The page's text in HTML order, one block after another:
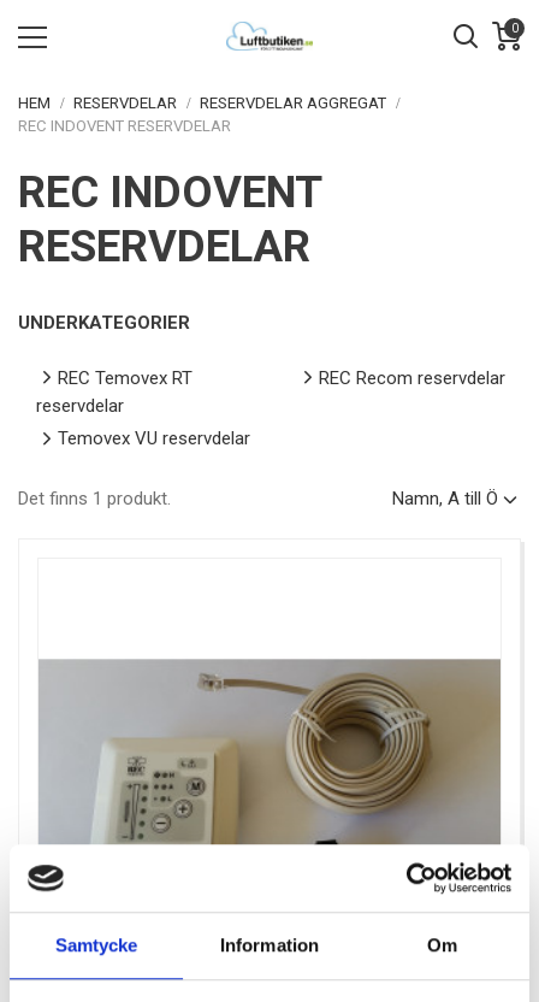
Samtycke Information Om
0
HEM RESERVDELAR
RESERVDELAR AGGREGAT
REC INDOVENT RESERVDELAR
REC INDOVENT
RESERVDELAR
UNDERKATEGORIER
REC Temovex RT
reservdelar
REC Recom reservdelar
Temovex VU reservdelar
Det finns 1 produkt. Namn, A till Ö